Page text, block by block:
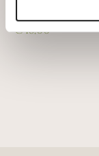
€ 18,00